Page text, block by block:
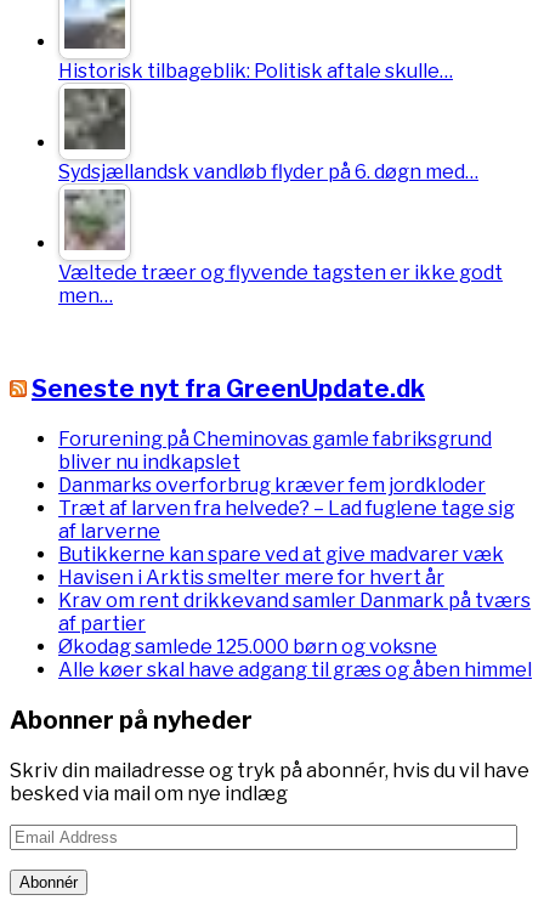
Historisk tilbageblik: Politisk aftale skulle…
Sydsjællandsk vandløb flyder på 6. døgn med…
Væltede træer og flyvende tagsten er ikke godt
men…
Seneste nyt fra GreenUpdate.dk
Forurening på Cheminovas gamle fabriksgrund
bliver nu indkapslet
Danmarks overforbrug kræver fem jordkloder
Træt af larven fra helvede? – Lad fuglene tage sig
af larverne
Butikkerne kan spare ved at give madvarer væk
Havisen i Arktis smelter mere for hvert år
Krav om rent drikkevand samler Danmark på tværs
af partier
Økodag samlede 125.000 børn og voksne
Alle køer skal have adgang til græs og åben himmel
Abonner på nyheder
Skriv din mailadresse og tryk på abonnér, hvis du vil have
besked via mail om nye indlæg
Email
Abonnér